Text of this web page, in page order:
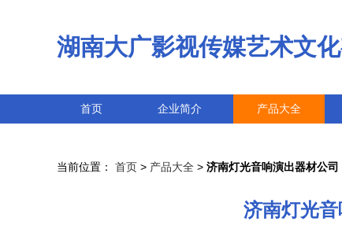
湖南大广影视传媒艺术文
首页 企业简介 产品大全
当前位置： 首页 > 产品大全 > 济南灯光音响演出器材公
济南灯光